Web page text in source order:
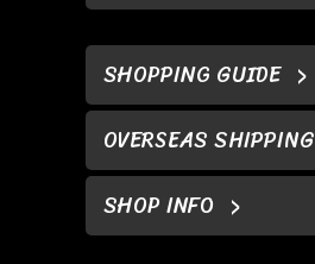
SHOPPING GUIDE
OVERSEAS SHIPPING
SHOP INFO